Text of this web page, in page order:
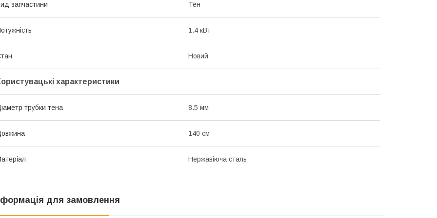
запчастини Тен
1.4 кВт
Новий
характеристики
трубки тена 8.5 мм
140 см
Нержавіюча сталь
для замовлення